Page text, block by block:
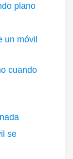
plano
un móvil
cuando
se